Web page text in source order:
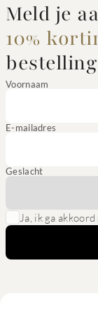
Meld je
10%
bestelling
Voornaam
E-mailadres
Geslacht
Ja, ik ga